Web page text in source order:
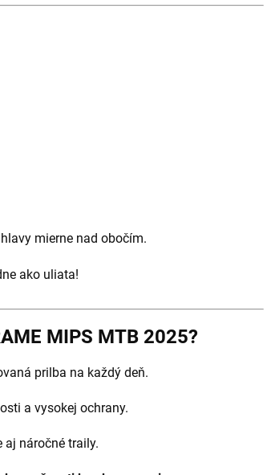
mierne nad obočím.
ako uliata!
MIPS MTB 2025?
prilba na každý deň.
a vysokej ochrany.
aj náročné traily.